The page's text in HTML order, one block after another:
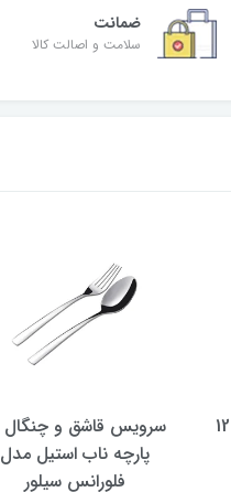
ضمانت
سلامت و اصالت کالا
سرویس قاشق و چنگال 12
پارچه ناب استیل مدل
فلورانس سیلور